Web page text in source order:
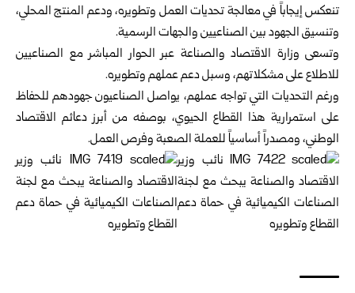
تنعكس إيجاباً في معالجة تحديات العمل وتطويره، ودعم المنتج المحلي،
وتنسيق الجهود بين الصناعيين والجهات الرسمية.
وتسعى وزارة الاقتصاد والصناعة عبر الحوار المباشر مع الصناعيين
للاطلاع على مشكلاتهم، وسبل دعم عملهم وتطويره.
ورغم التحديات التي تواجه عملهم، يواصل الصناعيون جهودهم للحفاظ
على استمرارية هذا القطاع الحيوي، بوصفه من أبرز دعائم الاقتصاد
الوطني، ومصدراً أساسياً للعملة الصعبة وفرص العمل.